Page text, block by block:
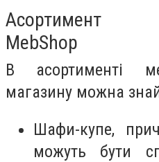
Асортимент
MebShop
В асортименті
магазину можна
Шафи-купе,
можуть бути